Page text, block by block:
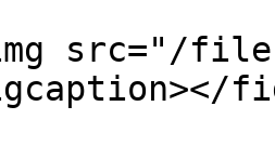
src="/files/